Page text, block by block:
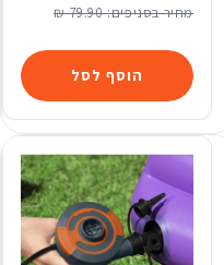
הוסף לסל
מחיר בסניפים:79.90 ₪